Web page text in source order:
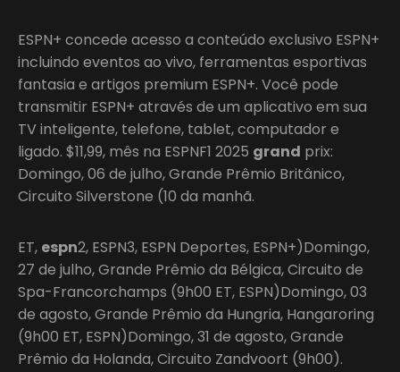
ESPN+ concede acesso a conteúdo exclusivo ESPN+
incluindo eventos ao vivo, ferramentas esportivas
fantasia e artigos premium ESPN+. Você pode
transmitir ESPN+ através de um aplicativo em sua
TV inteligente, telefone, tablet, computador e
ligado. $11,99, mês na ESPNF1 2025 grand prix:
Domingo, 06 de julho, Grande Prêmio Britânico,
Circuito Silverstone (10 da manhã.
ET, espn2, ESPN3, ESPN Deportes, ESPN+)Domingo,
27 de julho, Grande Prêmio da Bélgica, Circuito de
Spa-Francorchamps (9h00 ET, ESPN)Domingo, 03
de agosto, Grande Prêmio da Hungria, Hangaroring
(9h00 ET, ESPN)Domingo, 31 de agosto, Grande
Prêmio da Holanda, Circuito Zandvoort (9h00).